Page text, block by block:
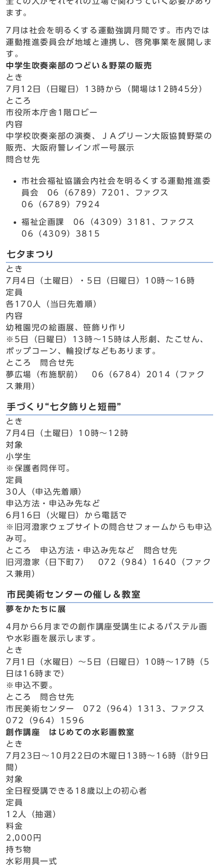
ます。
7月は社会を明るくする運動強調月間です。市内では
運動推進委員会が地域と連携し、啓発事業を展開しま
す。
中学生吹奏楽部のつどい＆野菜の販売
とき
7月12日（日曜日）13時から（開場は12時45分）
ところ
市役所本庁舎1階ロビー
内容
中学校吹奏楽部の演奏、ＪＡグリーン大阪協賛野菜の
販売、大阪府警レインボー号展示
問合せ先
市社会福祉協議会内社会を明るくする運動推進委
員会 06（6789）7201、ファクス
06（6789）7924
福祉企画課 06（4309）3181、ファクス
06（4309）3815
七夕まつり
とき
7月4日（土曜日）・5日（日曜日）10時～16時
定員
各170人（当日先着順）
内容
幼稚園児の絵画展、笹飾り作り
※5日（日曜日）13時～15時は人形劇、たこせん、
ポップコーン、輪投げなどもあります。
ところ 問合せ先
夢広場（布施駅前） 06（6784）2014（ファク
ス兼用）
手づくり“七夕飾りと短冊”
とき
7月4日（土曜日）10時～12時
対象
小学生
※保護者同伴可。
定員
30人（申込先着順）
申込方法・申込み先など
6月16日（火曜日）から電話で
※旧河澄家ウェブサイトの問合せフォームからも申込
み可。
ところ 申込方法・申込み先など 問合せ先
旧河澄家（日下町7） 072（984）1640（ファク
ス兼用）
市民美術センターの催し＆教室
夢をかたちに展
4月から6月までの創作講座受講生によるパステル画
や水彩画を展示します。
とき
7月1日（水曜日）～5日（日曜日）10時～17時（5
日は16時まで）
※申込不要。
ところ 問合せ先
市民美術センター 072（964）1313、ファクス
072（964）1596
創作講座 はじめての水彩画教室
とき
7月23日～10月22日の木曜日13時～16時（計9日
間）
対象
全日程受講できる18歳以上の初心者
定員
12人（抽選）
料金
2,000円
持ち物
水彩用具一式